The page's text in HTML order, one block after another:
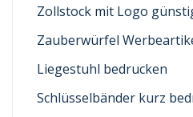
Zollstock mit Logo
Zauberwürfel
Liegestuhl bedrucken
Schlüsselbänder kurz